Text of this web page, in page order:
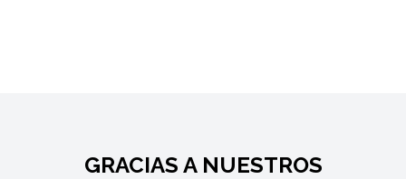
GRACIAS A NUESTROS